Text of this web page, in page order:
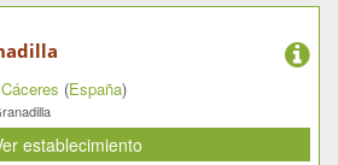
Cáceres (España)
establecimiento